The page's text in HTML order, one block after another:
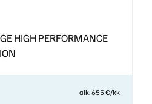
HIGH PERFORMANCE
alk. 655 €/kk